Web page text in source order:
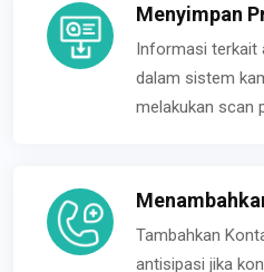
Menyimpan
Informasi terkait
dalam sistem
melakukan scan
Tambahkan
antisipasi jika